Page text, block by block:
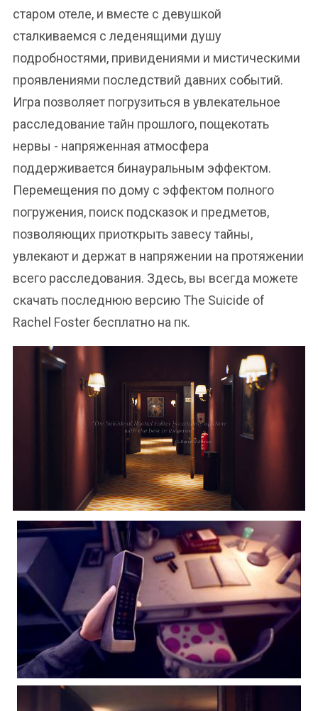
старом отеле, и вместе с девушкой
сталкиваемся с леденящими душу
подробностями, привидениями и мистическими
проявлениями последствий давних событий.
Игра позволяет погрузиться в увлекательное
расследование тайн прошлого, пощекотать
нервы - напряженная атмосфера
поддерживается бинауральным эффектом.
Перемещения по дому с эффектом полного
погружения, поиск подсказок и предметов,
позволяющих приоткрыть завесу тайны,
увлекают и держат в напряжении на протяжении
всего расследования. Здесь, вы всегда можете
скачать последнюю версию The Suicide of
Rachel Foster бесплатно на пк.